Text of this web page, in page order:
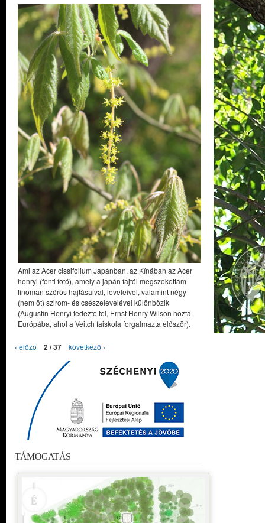
Ami az Acer cissifolium Japánban, az Kínában az Acer
henryi (fenti fotó), amely a japán fajtól megszokottam
finoman szőrös hajtásaival, leveleivel, valamint négy
(nem öt) szirom- és csészelevelével különbözik
(Augustin Henryi fedezte fel, Ernst Henry Wilson hozta
Európába, ahol a Veitch faiskola forgalmazta először).
‹ előző 2 / 37 következő ›
TÁMOGATÁS